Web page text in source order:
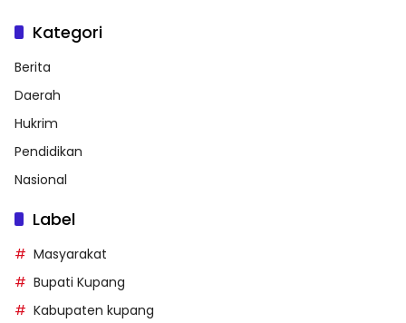
Kategori
Berita
Daerah
Hukrim
Pendidikan
Nasional
Label
Masyarakat
Bupati Kupang
Kabupaten kupang